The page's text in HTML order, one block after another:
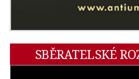
SBĚRATELSKÉ